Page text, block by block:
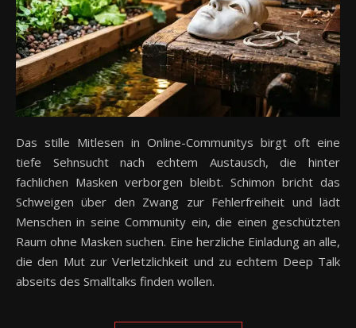
Das stille Mitlesen in Online-Communitys birgt oft eine
tiefe Sehnsucht nach echtem Austausch, die hinter
fachlichen Masken verborgen bleibt. Schimon bricht das
Schweigen über den Zwang zur Fehlerfreiheit und lädt
Menschen in seine Community ein, die einen geschützten
Raum ohne Masken suchen. Eine herzliche Einladung an alle,
die den Mut zur Verletzlichkeit und zu echtem Deep Talk
abseits des Smalltalks finden wollen.